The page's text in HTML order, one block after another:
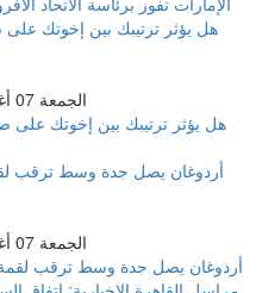
الجمعة 07 أغسطس 2026 11:33 مساءً
هل يؤثر ترتيبك بين إخوتك
الجمعة 07 أغسطس 2026 11:47 مساءً
أردوغان يصل جدة وسط ترقب لقمة